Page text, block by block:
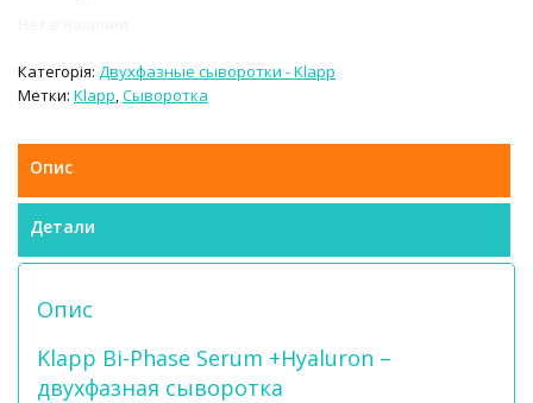
Категорія: Двухфазные сыворотки - Klapp
Метки: Klapp,Сыворотка
Опис
Детали
Опис
Klapp Bi-Phase Serum +Hyaluron –
двухфазная сыворотка